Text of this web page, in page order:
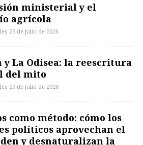
ministerial y el
agrícola
29 de julio de 2026
y La Odisea: la reescritura
del mito
29 de julio de 2026
como método: cómo los
políticos aprovechan el
y desnaturalizan la